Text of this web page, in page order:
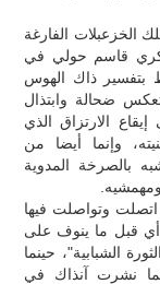
الخزعبلات الفارغة
فكري قاسم حولي في
بتفسير ذاك الهوس
ضحالة وابتذال
الارتزاق الذي
وإنما أيضا من
بالصرخة المدوية
اتصلت وتواصلت فيها
فكري قاسم في العام 2011م، أي قبل ما ينوف على
الشبابية"، حينما
نشرت آنذاك في